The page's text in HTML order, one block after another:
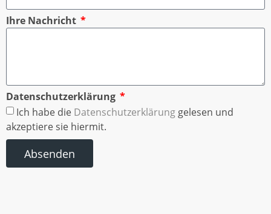
Ihre Nachricht
Datenschutzerklärung
Ich habe die Datenschutzerklärung gelesen und
akzeptiere sie hiermit.
Absenden